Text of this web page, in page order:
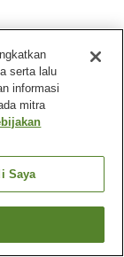
serta lalu
informasi
mitra
Saya